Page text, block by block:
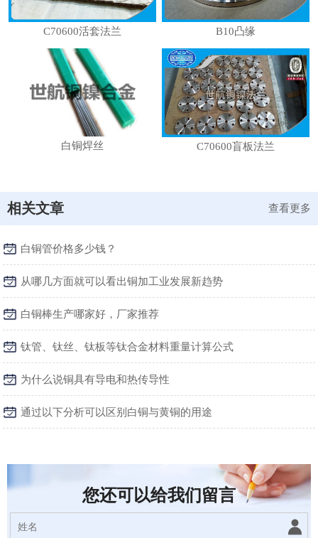
C70600活套法兰 B10凸缘
白铜焊丝 C70600盲板法兰
相关文章 查看更多
白铜管价格多少钱？
从哪几方面就可以看出铜加工业发展新趋势
白铜棒生产哪家好，厂家推荐
钛管、钛丝、钛板等钛合金材料重量计算公式
为什么说铜具有导电和热传导性
通过以下分析可以区别白铜与黄铜的用途
您还可以给我们留言